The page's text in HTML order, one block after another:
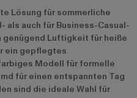
Lösung für sommerliche
als auch für Business-Casual-
Luftigkeit für heiße
ein gepflegtes
Modell für formelle
für einen entspannten Tag
sind die ideale Wahl für